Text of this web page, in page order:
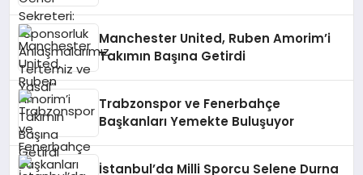
Manchester United, Ruben Amorim’i
Takımın Başına Getirdi
Trabzonspor ve Fenerbahçe
Başkanları Yemekte Buluşuyor
İstanbul’da Milli Sporcu Selene Durna